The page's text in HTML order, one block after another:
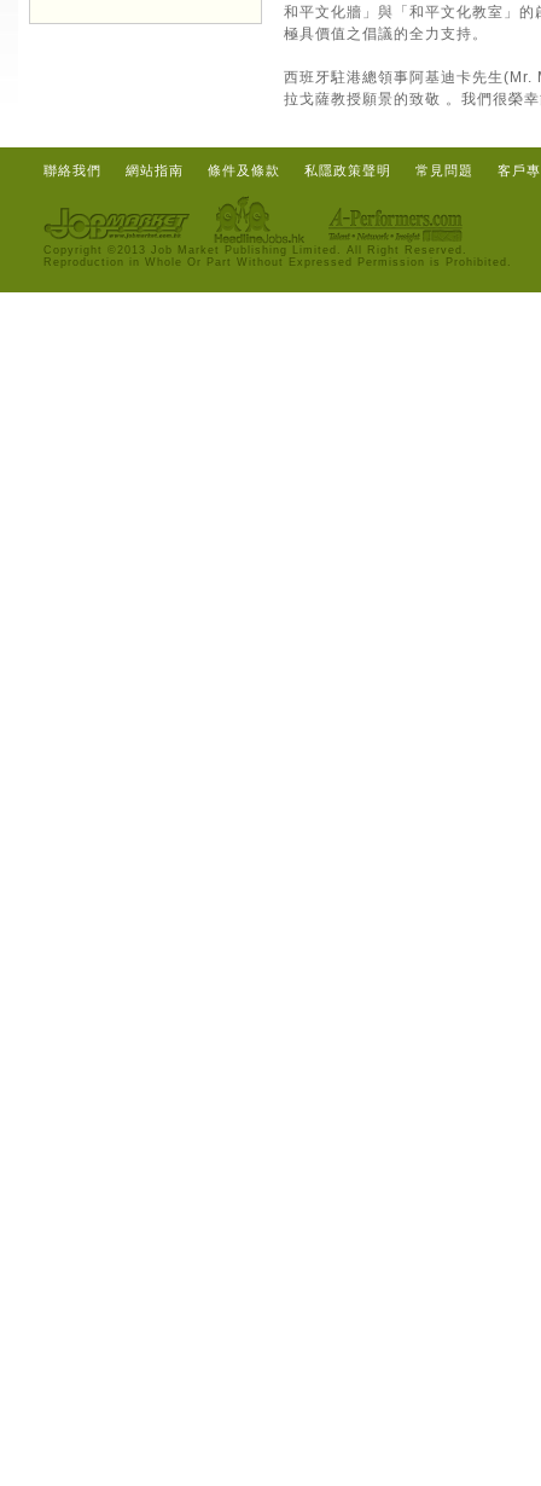
和平文化牆」與「和平文化教室」
極具價值之倡議的全力支持。
西班牙駐港總領事阿基迪卡先生
拉戈薩教授願景的致敬 。我們很榮
聯絡我們 網站指南 條件及條款 私隱政策聲明 常見問題 客戶
Copyright ©2013 Job Market Publishing Limited. All Right Reserved.
Reproduction in Whole Or Part Without Expressed Permission is Prohibited.